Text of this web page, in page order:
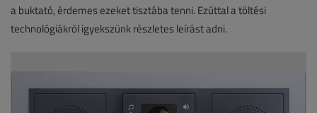
a buktató, érdemes ezeket tisztába tenni. Ezúttal a töltési
technológiákról igyekszünk részletes leírást adni.